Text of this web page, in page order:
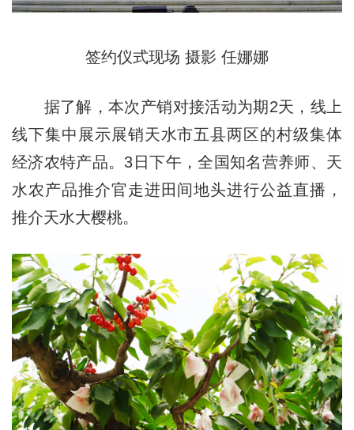
签约仪式现场 摄影 任娜娜
据了解，本次产销对接活动为期2天，线上
线下集中展示展销天水市五县两区的村级集体
经济农特产品。3日下午，全国知名营养师、天
水农产品推介官走进田间地头进行公益直播，
推介天水大樱桃。